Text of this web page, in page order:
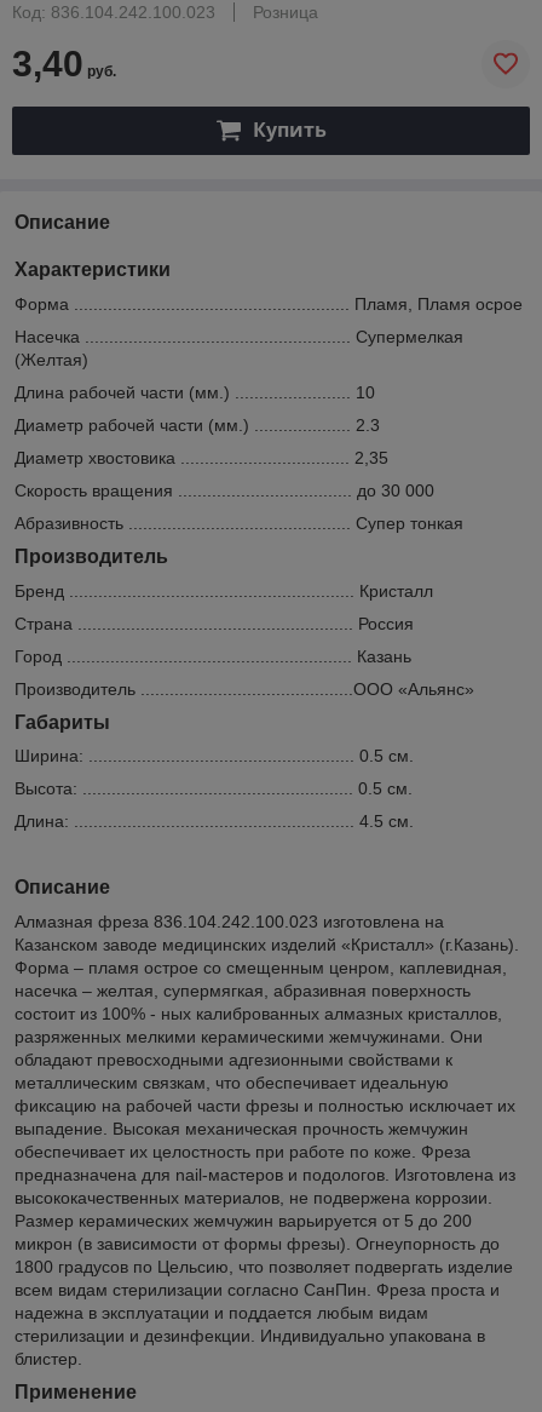
Код: 836.104.242.100.023
Розница
3,40 руб.
Купить
Описание
Характеристики
Форма ......................................................... Пламя, Пламя осрое
Насечка ....................................................... Супермелкая
(Желтая)
Длина рабочей части (мм.) ........................ 10
Диаметр рабочей части (мм.) .................... 2.3
Диаметр хвостовика ................................... 2,35
Скорость вращения .................................... до 30 000
Абразивность .............................................. Супер тонкая
Производитель
Бренд ........................................................... Кристалл
Страна ......................................................... Россия
Город ........................................................... Казань
Производитель ............................................ООО «Альянс»
Габариты
Ширина: ....................................................... 0.5 см.
Высота: ........................................................ 0.5 см.
Длина: .......................................................... 4.5 см.
Описание
Алмазная фреза 836.104.242.100.023 изготовлена на
Казанском заводе медицинских изделий «Кристалл» (г.Казань).
Форма – пламя острое со смещенным ценром, каплевидная,
насечка – желтая, супермягкая, абразивная поверхность
состоит из 100% - ных калиброванных алмазных кристаллов,
разряженных мелкими керамическими жемчужинами. Они
обладают превосходными адгезионными свойствами к
металлическим связкам, что обеспечивает идеальную
фиксацию на рабочей части фрезы и полностью исключает их
выпадение. Высокая механическая прочность жемчужин
обеспечивает их целостность при работе по коже. Фреза
предназначена для nail-мастеров и подологов. Изготовлена из
высококачественных материалов, не подвержена коррозии.
Размер керамических жемчужин варьируется от 5 до 200
микрон (в зависимости от формы фрезы). Огнеупорность до
1800 градусов по Цельсию, что позволяет подвергать изделие
всем видам стерилизации согласно СанПин. Фреза проста и
надежна в эксплуатации и поддается любым видам
стерилизации и дезинфекции. Индивидуально упакована в
блистер.
Применение